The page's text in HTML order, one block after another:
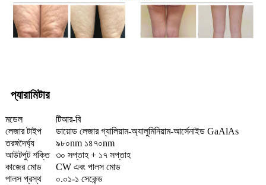
প্যারামিটার
মডেল
টিআর-বি
লেজার টাইপ
ডায়োড লেজার গ্যালিয়াম-অ্যালুমিনিয়াম-আর্সেনাইড GaAlAs
তরঙ্গদৈর্ঘ্য
৯৮০nm ১৪৭০nm
আউটপুট শক্তি ৩০ সপ্তাহ + ১৭ সপ্তাহ
কাজের মোড
CW এবং পালস মোড
পালস প্রস্থ
০.০১-১ সেকেন্ড